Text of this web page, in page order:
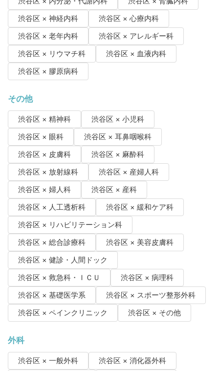
渋谷区 × 神経内科
渋谷区 × 心療内科
渋谷区 × 老年内科
渋谷区 × アレルギー科
渋谷区 × リウマチ科
渋谷区 × 血液内科
渋谷区 × 膠原病科
その他
渋谷区 × 精神科
渋谷区 × 小児科
渋谷区 × 眼科
渋谷区 × 耳鼻咽喉科
渋谷区 × 皮膚科
渋谷区 × 麻酔科
渋谷区 × 放射線科
渋谷区 × 産婦人科
渋谷区 × 婦人科
渋谷区 × 産科
渋谷区 × 人工透析科
渋谷区 × 緩和ケア科
渋谷区 × リハビリテーション科
渋谷区 × 総合診療科
渋谷区 × 美容皮膚科
渋谷区 × 健診・人間ドック
渋谷区 × 救急科・ＩＣＵ
渋谷区 × 病理科
渋谷区 × 基礎医学系
渋谷区 × スポーツ整形外科
渋谷区 × ペインクリニック
渋谷区 × その他
外科
渋谷区 × 一般外科
渋谷区 × 消化器外科